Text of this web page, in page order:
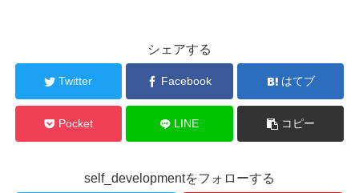
シェアする
Twitter Facebook はてブ
Pocket LINE コピー
self_developmentをフォローする